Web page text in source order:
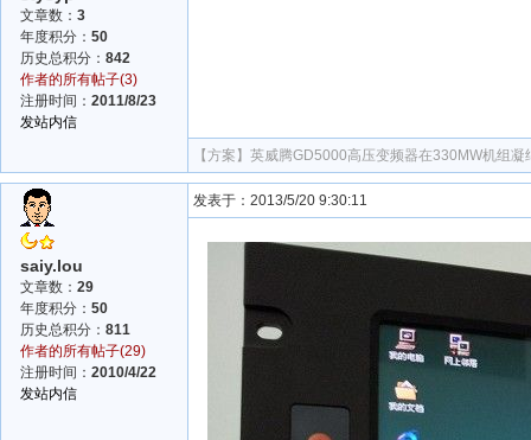
文章数： 3
年度积分： 50
历史总积分： 842
作者的所有帖子(3)
注册时间： 2011/8/23
发站内信
【方案】 英威腾GD5000高压变频器在330MW机组凝
saiy.lou
文章数： 29
年度积分： 50
历史总积分： 811
作者的所有帖子(29)
注册时间： 2010/4/22
发站内信
发表于：2013/5/20 9:30:11